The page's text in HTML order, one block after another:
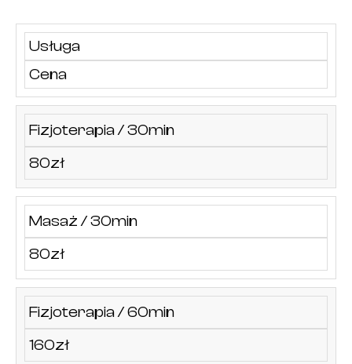
Usługa
Cena
Fizjoterapia / 30min
80zł
Masaż / 30min
80zł
Fizjoterapia / 60min
160zł